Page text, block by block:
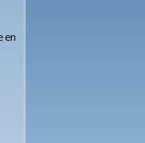
en